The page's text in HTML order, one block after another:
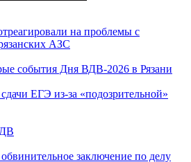
на проблемы с
АЗС
события Дня ВДВ-2026 в Рязани
ЕГЭ из-за «подозрительной»
заключение по делу